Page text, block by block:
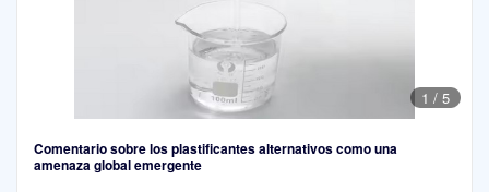
1 / 5
Comentario sobre los plastificantes alternativos como una
amenaza global emergente